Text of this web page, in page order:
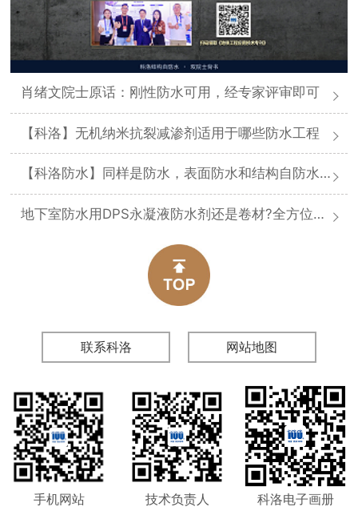
肖绪文院士原话：刚性防水可用，经专家评审即可
【科洛】无机纳米抗裂减渗剂适用于哪些防水工程
【科洛防水】同样是防水，表面防水和结构自防水差在哪
地下室防水用DPS永凝液防水剂还是卷材?全方位对比分析
联系科洛 网站地图
手机网站 技术负责人 科洛电子画册